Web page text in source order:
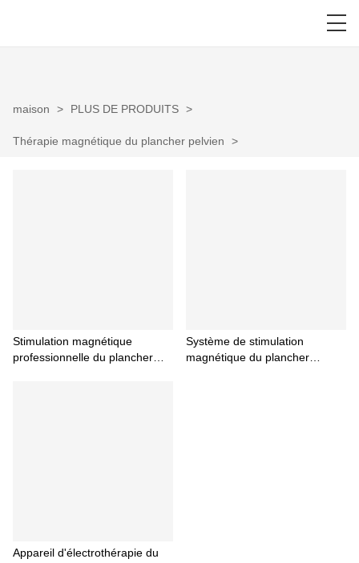
maison > PLUS DE PRODUITS >
Thérapie magnétique du plancher pelvien >
Stimulation magnétique
professionnelle du plancher
Système de stimulation
magnétique du plancher
Appareil d'électrothérapie du